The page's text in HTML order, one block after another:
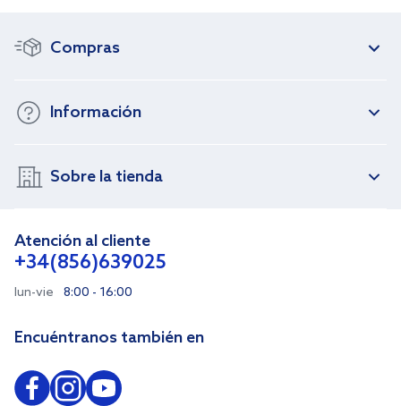
Compras
Información
Sobre la tienda
Atención al cliente
+34(856)639025
lun-vie 8:00 - 16:00
Encuéntranos también en